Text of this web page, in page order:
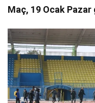
Maç, 19 Ocak Pazar